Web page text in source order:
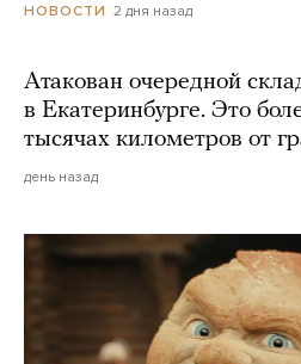
НОВОСТИ 2 дня назад
Атакован очередной
в Екатеринбурге. Это
тысячах километров от
день назад